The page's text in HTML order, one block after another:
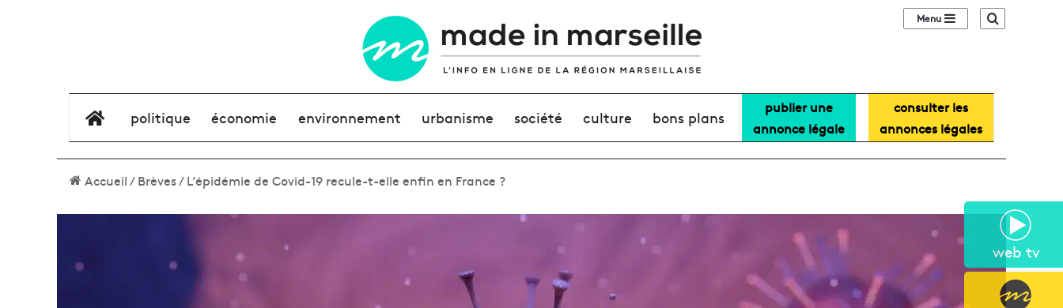
web tv
Sidebar (barre
élément de menu
politique économie environnement urbanisme société culture bons plans
publier une
annonce légale
consulter les
annonces légales
Accueil/Brèves/L’épidémie de Covid-19 recule-t-elle enfin en France ?